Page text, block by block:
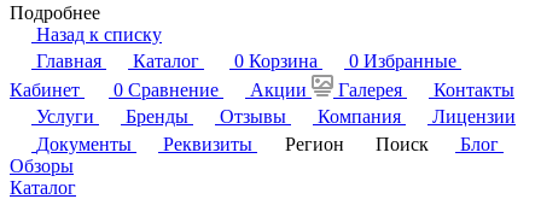
Подробнее
Назад к списку
Главная
Каталог 0 Корзина 0 Избранные
Кабинет
0 Сравнение Акции Галерея
Контакты
Услуги
Бренды Отзывы Компания
Лицензии
Документы
Реквизиты Регион Поиск
Блог
Обзоры
Каталог